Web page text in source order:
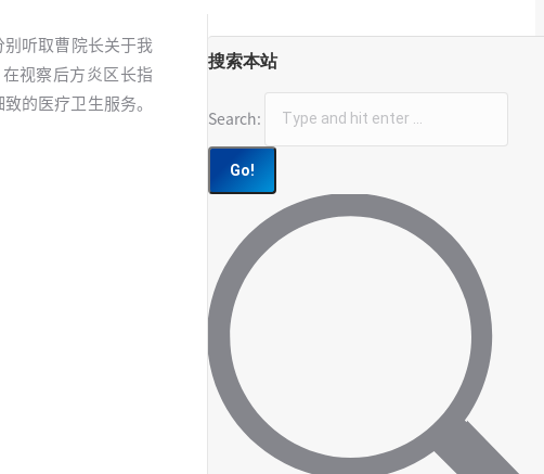
听取曹院长关于我
视察后方炎区长指
的医疗卫生服务。
搜索本站
Search: